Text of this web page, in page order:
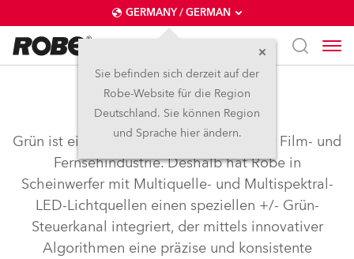
GERMANY / GERMAN
Sie befinden sich derzeit auf der
Robe-Website für die Region
Deutschland. Sie können Region
und Sprache hier ändern.
+-Grün Korrektur
Grün ist eine entscheidende Farbe in der Film- und
Fernsehindustrie. Deshalb hat Robe in
Scheinwerfer mit Multiquelle- und Multispektral-
LED-Lichtquellen einen speziellen +/- Grün-
Steuerkanal integriert, der mittels innovativer
Algorithmen eine präzise und konsistente